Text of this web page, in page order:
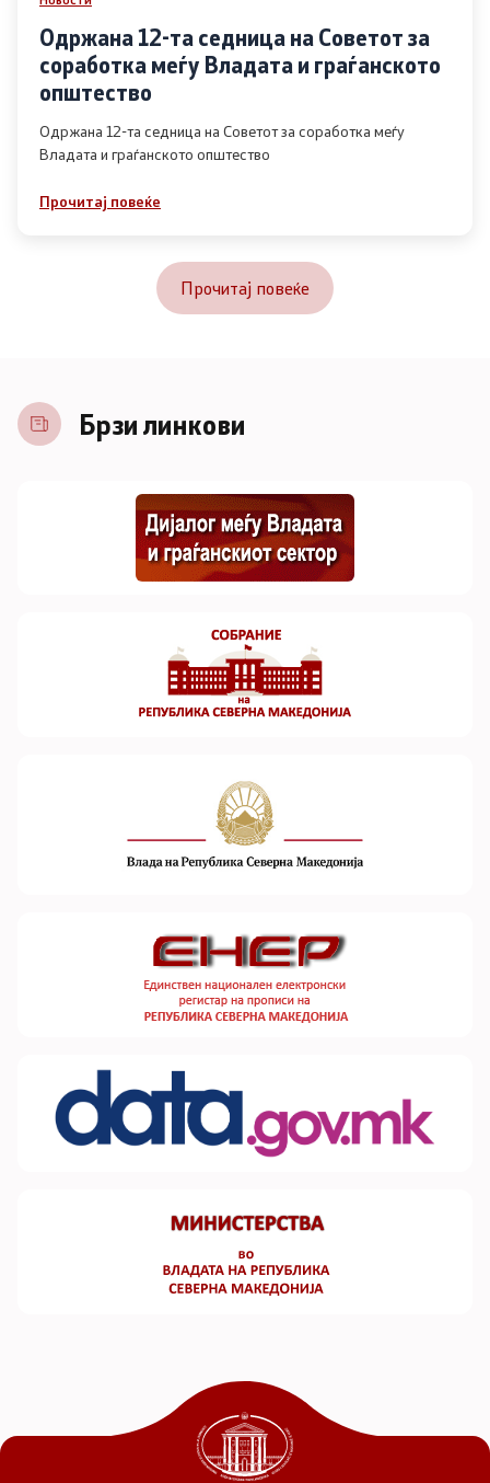
Одржана 12-та седница на Советот за
соработка меѓу Владата и граѓанското
општество
Одржана 12-та седница на Советот за соработка меѓу
Владата и граѓанското општество
Прочитај повеќе
Прочитај повеќе
Брзи линкови